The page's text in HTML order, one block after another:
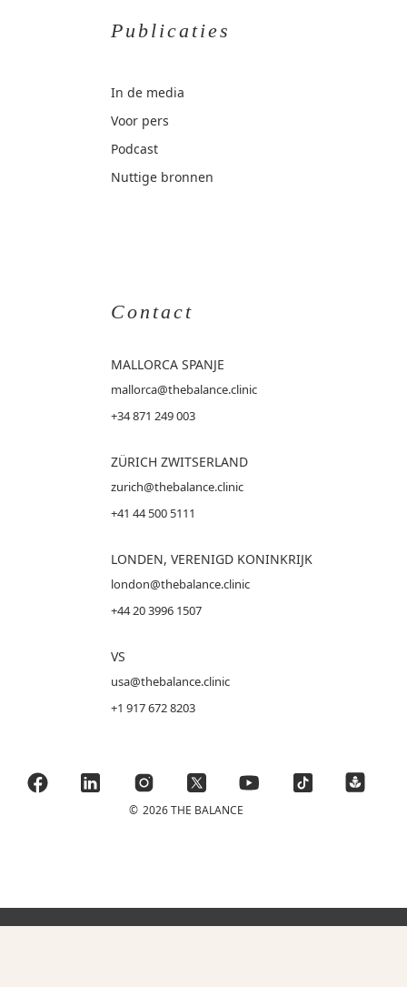
Publicaties
In de media
Voor pers
Podcast
Nuttige bronnen
Contact
MALLORCA SPANJE
mallorca@thebalance.clinic
+34 871 249 003
ZÜRICH ZWITSERLAND
zurich@thebalance.clinic
+41 44 500 5111
LONDEN, VERENIGD KONINKRIJK
london@thebalance.clinic
+44 20 3996 1507
VS
usa@thebalance.clinic
+1 917 672 8203
© 2026 THE BALANCE